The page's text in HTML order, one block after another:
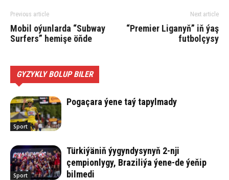
Previous article
Mobil oýunlarda “Subway
Surfers” hemişe öňde
Next article
“Premier Liganyň” iň ýaş
futbolçysy
GYZYKLY BOLUP BILER
Sport
Pogaçara ýene taý tapylmady
Sport
Türkiýäniň ýygyndysynyň 2-nji
çempionlygy, Braziliýa ýene-de ýeňip
bilmedi